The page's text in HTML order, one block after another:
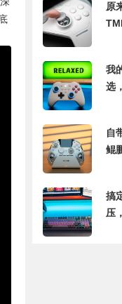
原
我
选
自
鲲
搞
压